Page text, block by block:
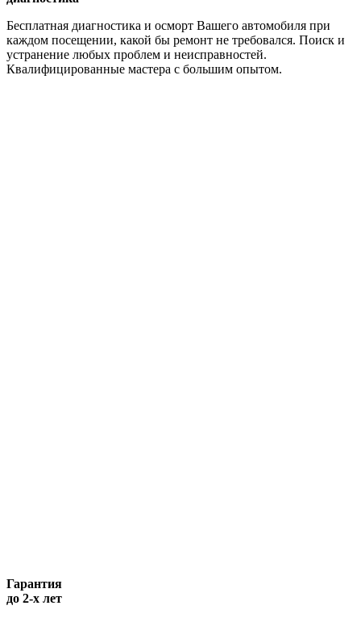
Бесплатная диагностика и осморт Вашего автомобиля при
каждом посещении, какой бы ремонт не требовался. Поиск и
устранение любых проблем и неисправностей.
Квалифицированные мастера с большим опытом.
Гарантия
до 2-х лет